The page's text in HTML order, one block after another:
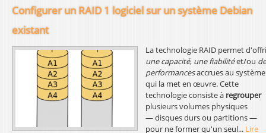
Configurer un RAID 1 logiciel sur un système Debian
existant
La technologie RAID permet
une capacité, une fiabilitéet/ou
performancesaccrues au système
qui la met en œuvre. Cette
technologie consiste à regrouper
plusieurs volumes physiques
— disques durs ou partitions —
pour ne former qu'un seul... Lire